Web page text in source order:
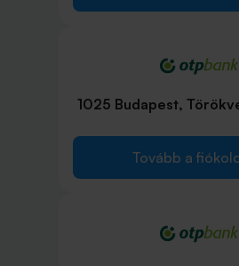
1025 Budapest,
Tovább a